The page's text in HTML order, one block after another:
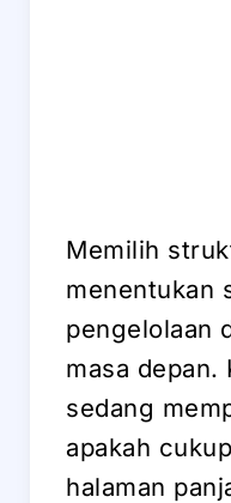
Memilih
menentukan
pengelolaan
masa depan.
sedang
apakah
halaman